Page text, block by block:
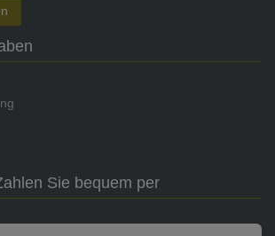
Sie bequem per